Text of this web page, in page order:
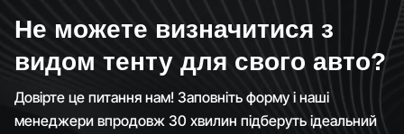
Не можете визначитися з
видом тенту для свого авто?
Довірте це питання нам! Заповніть форму і наші
менеджери впродовж 30 хвилин підберуть ідеальний